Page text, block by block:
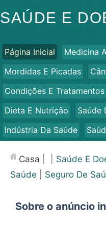
SAÚDE E
Página Inicial
Medicina
Mordidas E Picadas
Condições E Tratamentos
Dieta E Nutrição
Saúde
Indústria Da Saúde
Saúde
Casa Saúde E
Saúde
Seguro De
Sobre o anúncio